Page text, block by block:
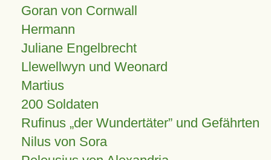
Goran von Cornwall
Hermann
Juliane Engelbrecht
Llewellwyn und Weonard
Martius
200 Soldaten
Rufinus „der Wundertäter” und Gefährten
Nilus von Sora